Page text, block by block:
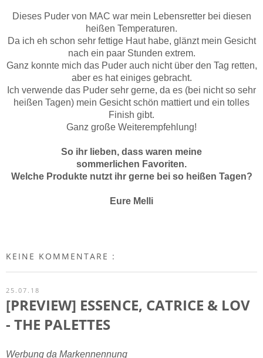
Dieses Puder von MAC war mein Lebensretter bei diesen
heißen Temperaturen.
Da ich eh schon sehr fettige Haut habe, glänzt mein Gesicht
nach ein paar Stunden extrem.
Ganz konnte mich das Puder auch nicht über den Tag retten,
aber es hat einiges gebracht.
Ich verwende das Puder sehr gerne, da es (bei nicht so sehr
heißen Tagen) mein Gesicht schön mattiert und ein tolles
Finish gibt.
Ganz große Weiterempfehlung!
So ihr lieben, dass waren meine
sommerlichen Favoriten.
Welche Produkte nutzt ihr gerne bei so heißen Tagen?
Eure Melli
KEINE KOMMENTARE :
25.07.18
[PREVIEW] ESSENCE, CATRICE & LOV
- THE PALETTES
Werbung da Markennennung